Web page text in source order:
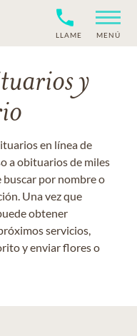
LLAME MENÚ
y
en línea de
a obituarios de miles
buscar por nombre o
Una vez que
obtener
servicios,
y enviar flores o